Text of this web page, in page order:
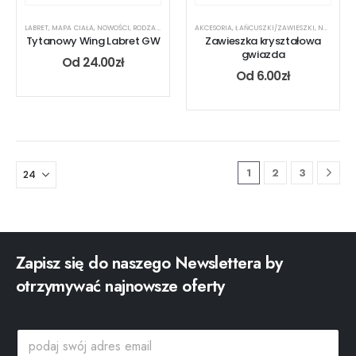
LABRET, MAPA CIAŁA, NOWOŚCI, RODZAJ KOLCZYKA ,TYTAN,UCHO,USTA
Tytanowy Wing Labret GW
Od 24.00zł
AKCESORIA,ŁAŃCUSZKI/ZAWIESZKI, NOWOŚCI
Zawieszka kryształowa
gwiazda
Od 6.00zł
1 2 3
Zapisz się do naszego Newslettera by
otrzymywać najnowsze oferty
p